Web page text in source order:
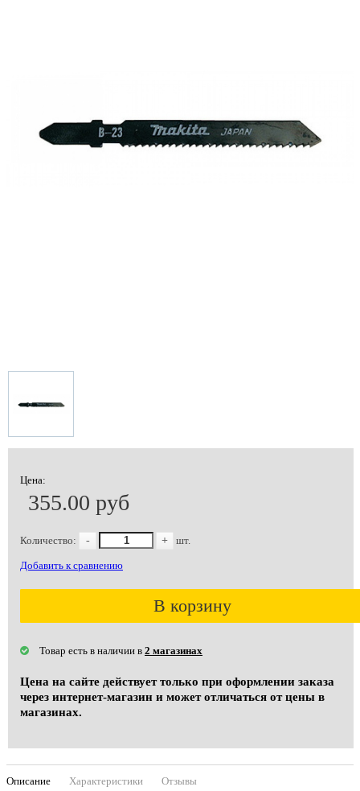
Цена:
355.00 руб
Количество: - + шт.
Добавить к сравнению
В корзину
Товар есть в наличии в 2 магазинах
Цена на сайте действует только при оформлении заказа
через интернет-магазин и может отличаться от цены в
магазинах.
Описание Характеристики Отзывы